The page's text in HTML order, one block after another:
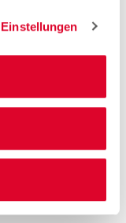
Einstellungen